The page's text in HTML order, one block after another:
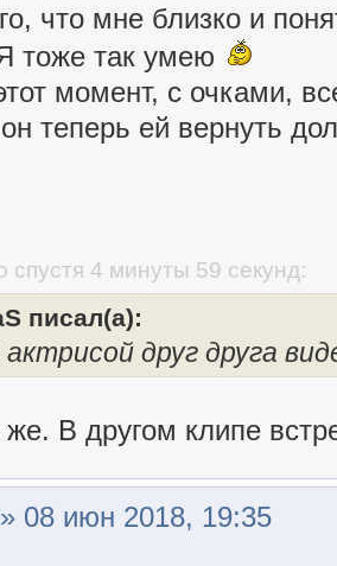
что мне близко и
тоже так умею
момент, с очками,
теперь ей вернуть
спустя 4 минуты 59 секунд:
писал(а):
друг друга
же. В другом клипе
» 08 июн 2018, 19:35